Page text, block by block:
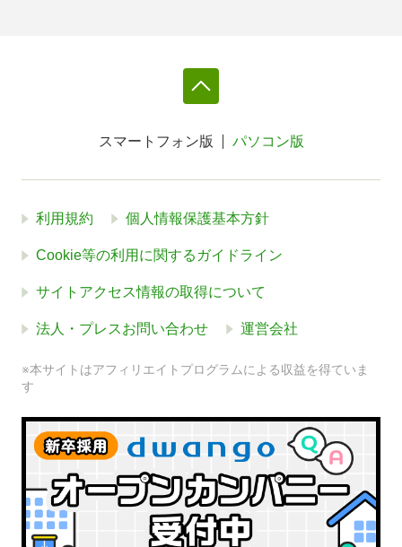
スマートフォン版 パソコン版
利用規約 個人情報保護基本方針
Cookie等の利用に関するガイドライン
サイトアクセス情報の取得について
法人・プレスお問い合わせ 運営会社
※本サイトはアフィリエイトプログラムによる収益を得ていま
す